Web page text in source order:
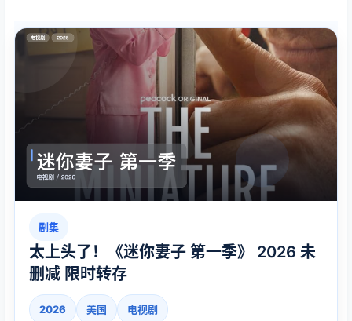
剧集
太上头了！《迷你妻子 第一季》 2026 未
删减 限时转存
2026 美国 电视剧